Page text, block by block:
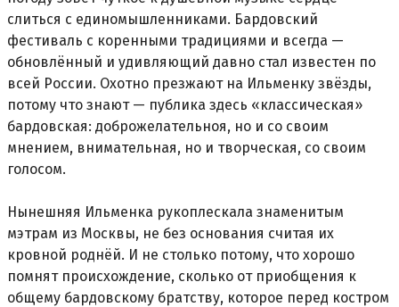
слиться с единомышленниками. Бардовский
фестиваль с коренными традициями и всегда —
обновлённый и удивляющий давно стал известен по
всей России. Охотно презжают на Ильменку звёзды,
потому что знают — публика здесь «классическая»
бардовская: доброжелательноя, но и со своим
мнением, внимательная, но и творческая, со своим
голосом.
Нынешняя Ильменка рукоплескала знаменитым
мэтрам из Москвы, не без основания считая их
кровной роднёй. И не столько потому, что хорошо
помнят происхождение, сколько от приобщения к
общему бардовскому братству, которое перед костром